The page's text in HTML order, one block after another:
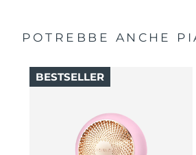
POTREBBE ANCHE
BESTSELLER